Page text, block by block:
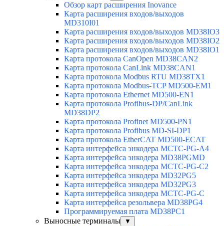
Обзор карт расширения Inovance
Карта расширения входов/выходов
MD310I01
Карта расширения входов/выходов MD38IO3
Карта расширения входов/выходов MD38IO2
Карта расширения входов/выходов MD38IO1
Карта протокола CanOpen MD38CAN2
Карта протокола CanLink MD38CAN1
Карта протокола Modbus RTU MD38TX1
Карта протокола Modbus-TCP MD500-EM1
Карта протокола Ethernet MD500-EN1
Карта протокола Profibus-DP/CanLink
MD38DP2
Карта протокола Profinet MD500-PN1
Карта протокола Profibus MD-SI-DP1
Карта протокола EtherCAT MD500-ECAT
Карта интерфейса энкодера MCTC-PG-A4
Карта интерфейса энкодера MD38PGMD
Карта интерфейса энкодера MCTC-PG-C2
Карта интерфейса энкодера MD32PG5
Карта интерфейса энкодера MD32PG3
Карта интерфейса энкодера MCTC-PG-C
Карта интерфейса резольвера MD38PG4
Программируемая плата MD38PC1
Выносные терминалы
▼